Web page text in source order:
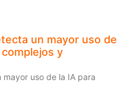
un mayor uso de
y
uso de la IA para